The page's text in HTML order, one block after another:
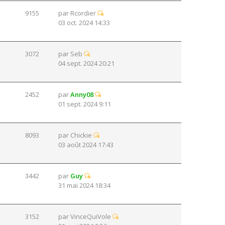
9155 par Rcordier
03 oct. 2024 14:33
3072 par Seb
04 sept. 2024 20:21
2452 parAnny08
01 sept. 2024 9:11
8093 par Chickie
03 août 2024 17:43
3442 par Guy
31 mai 2024 18:34
3152 parVinceQuiVole